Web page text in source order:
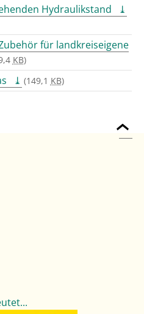
Hydraulikstand
für landkreiseigene
KB)
(149,1 KB)